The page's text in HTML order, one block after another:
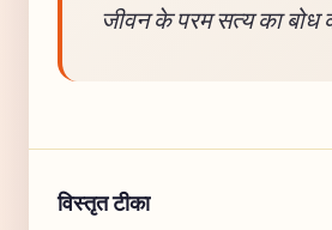
जीवन के परम सत्य का बोध
विस्तृत टीका